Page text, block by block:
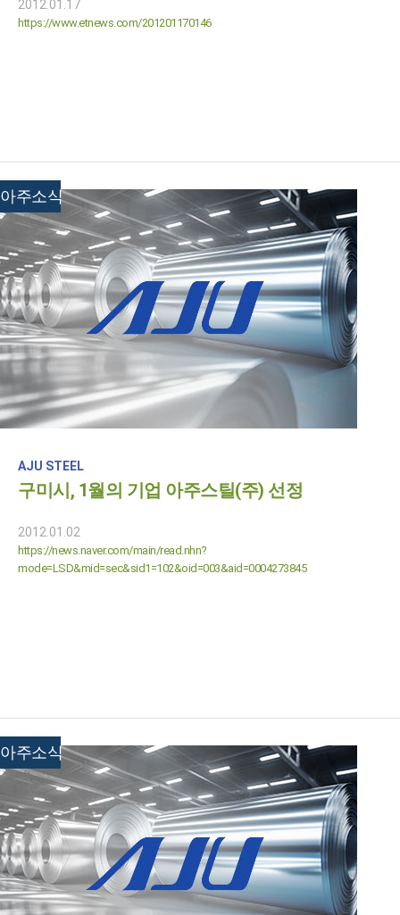
2012.01.17
https://www.etnews.com/201201170146
AJU STEEL
구미시, 1월의 기업 아주스틸(주) 선정
2012.01.02
https://news.naver.com/main/read.nhn?
mode=LSD&mid=sec&sid1=102&oid=003&aid=0004273845
아주소식
아주소식